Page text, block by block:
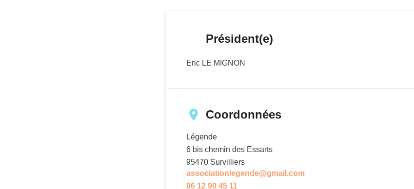
Président(e)
Eric LE MIGNON
Coordonnées
Légende
6 bis chemin des Essarts
95470 Survilliers
associationlegende@gmail.com
06 12 90 45 11